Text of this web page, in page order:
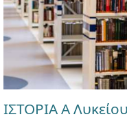
ΙΣΤΟΡΙΑ Α